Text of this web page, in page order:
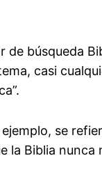
búsqueda
casi
se
la Biblia